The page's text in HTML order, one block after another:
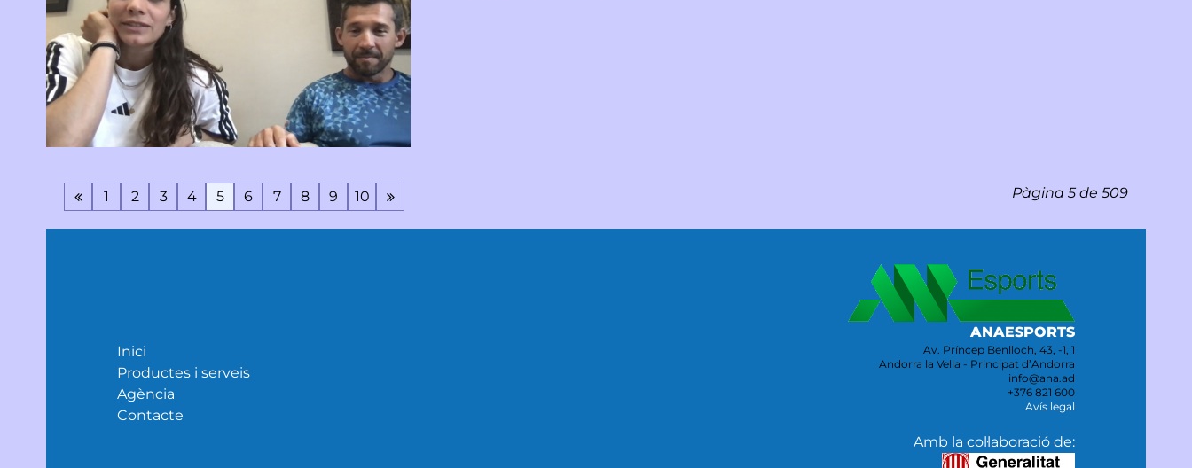
1 2 3 4 5 6 7 8 9 10 Pàgina 5 de 509
Inici
Productes i serveis
Agència
Contacte
ANAESPORTS
Av. Príncep Benlloch, 43, -1, 1
Andorra la Vella - Principat d’Andorra
info@ana.ad
+376 821 600
Avís legal
Amb la col·laboració de: